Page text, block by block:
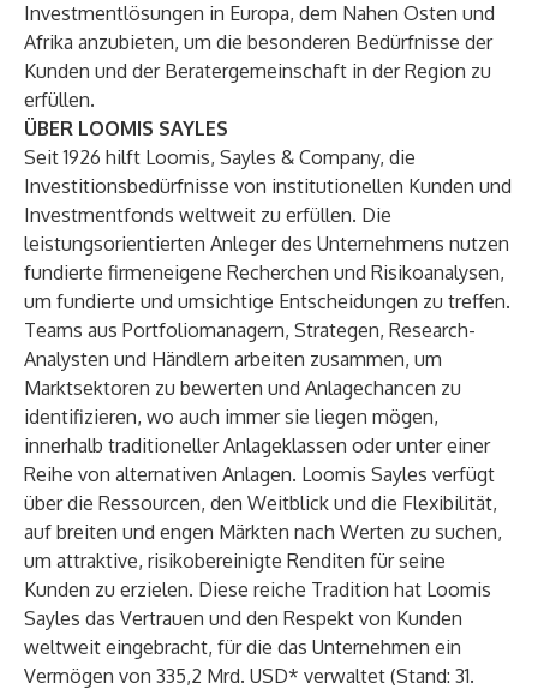
Investmentlösungen in Europa, dem Nahen Osten und
Afrika anzubieten, um die besonderen Bedürfnisse der
Kunden und der Beratergemeinschaft in der Region zu
erfüllen.
ÜBER LOOMIS SAYLES
Seit 1926 hilft Loomis, Sayles & Company, die
Investitionsbedürfnisse von institutionellen Kunden und
Investmentfonds weltweit zu erfüllen. Die
leistungsorientierten Anleger des Unternehmens nutzen
fundierte firmeneigene Recherchen und Risikoanalysen,
um fundierte und umsichtige Entscheidungen zu treffen.
Teams aus Portfoliomanagern, Strategen, Research-
Analysten und Händlern arbeiten zusammen, um
Marktsektoren zu bewerten und Anlagechancen zu
identifizieren, wo auch immer sie liegen mögen,
innerhalb traditioneller Anlageklassen oder unter einer
Reihe von alternativen Anlagen. Loomis Sayles verfügt
über die Ressourcen, den Weitblick und die Flexibilität,
auf breiten und engen Märkten nach Werten zu suchen,
um attraktive, risikobereinigte Renditen für seine
Kunden zu erzielen. Diese reiche Tradition hat Loomis
Sayles das Vertrauen und den Respekt von Kunden
weltweit eingebracht, für die das Unternehmen ein
Vermögen von 335,2 Mrd. USD* verwaltet (Stand: 31.